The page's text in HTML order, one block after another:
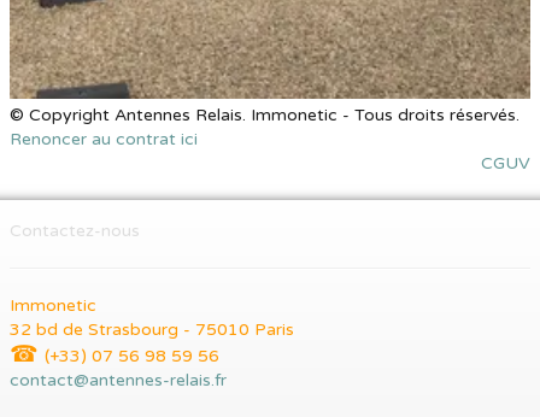
© Copyright Antennes Relais. Immonetic - Tous droits réservés.
Renoncer au contrat ici
CGUV
Contactez-nous
Immonetic
32 bd de Strasbourg - 75010 Paris
☎ (+33) 07 56 98 59 56
contact@antennes-relais.fr